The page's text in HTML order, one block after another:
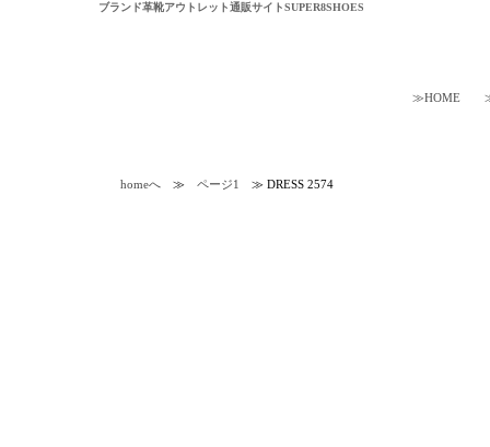
ブランド革靴アウトレット通販サイトSUPER8SHOES
≫HOME
homeへ ≫ ページ1 ≫ DRESS 2574